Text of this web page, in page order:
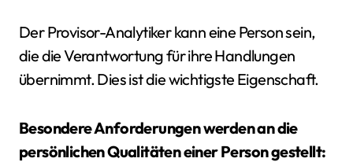
Der Provisor-Analytiker kann eine Person sein,
die die Verantwortung für ihre Handlungen
übernimmt. Dies ist die wichtigste Eigenschaft.
Besondere Anforderungen werden an die
persönlichen Qualitäten einer Person gestellt: